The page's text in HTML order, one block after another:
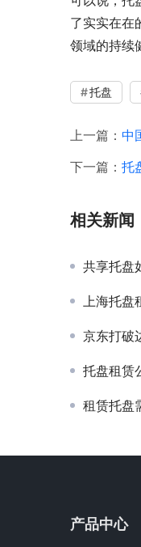
了实实在在
领域的持续
托盘
上一篇： 中
下一篇： 托
相关新闻
共享托盘
上海托
京东打破
托盘租赁
租赁托盘
产品中心